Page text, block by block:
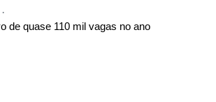
de quase 110 mil vagas no ano